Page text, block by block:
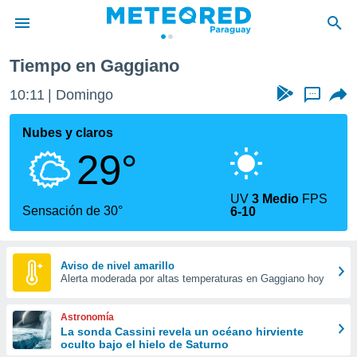
de
ha
calidad.
a este
las
y
forma
digital
basada
Tiempo en Gaggiano
10:11 Domingo ...
Nubes y claros
29°
Sensación de 30°
UV3 Medio FPS
6-10
Aviso de nivel amarillo
Alerta moderada por altas temperaturas en Gaggiano hoy
Astronomía
La sonda Cassini revela un océano hirviente
oculto bajo el hielo de Saturno